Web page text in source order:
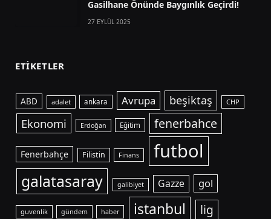
Gasilhane Önünde Baygınlık Geçirdi!
27 EYLÜL 2025
ETIKETLER
ABD adalet ankara Avrupa beşiktaş CHP
Ekonomi Erdoğan Eğitim fenerbahce
Fenerbahçe Filistin Finans futbol
galatasaray galibiyet Gazze gol
guvenlik gündem haber istanbul
lig